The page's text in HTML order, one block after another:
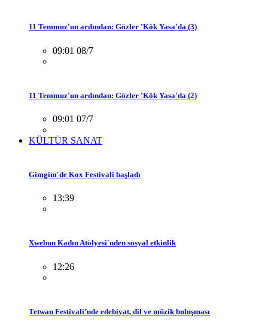
11 Temmuz'un ardından: Gözler 'Kök Yasa'da (3)
09:01 08/7
11 Temmuz'un ardından: Gözler 'Kök Yasa'da (2)
09:01 07/7
KÜLTÜR SANAT
Gimgim'de Kox Festivali başladı
13:39
Xwebun Kadın Atölyesi'nden sosyal etkinlik
12:26
Tetwan Festivali’nde edebiyat, dil ve müzik buluşması